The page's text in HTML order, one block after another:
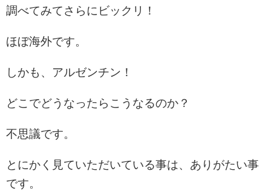
調べてみてさらにビックリ！
ほぼ海外です。
しかも、アルゼンチン！
どこでどうなったらこうなるのか？
不思議です。
とにかく見ていただいている事は、ありがたい事
です。